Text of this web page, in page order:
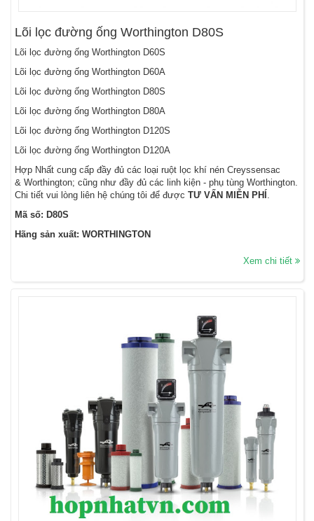
Lõi lọc đường ống Worthington D80S
Lõi lọc đường ống Worthington D60S
Lõi lọc đường ống Worthington D60A
Lõi lọc đường ống Worthington D80S
Lõi lọc đường ống Worthington D80A
Lõi lọc đường ống Worthington D120S
Lõi lọc đường ống Worthington D120A
Hợp Nhất cung cấp đầy đủ các loại ruột lọc khí nén Creyssensac
& Worthington; cũng như đầy đủ các linh kiện - phụ tùng Worthington.
Chi tiết vui lòng liên hệ chúng tôi để được TƯ VẤN MIỄN PHÍ
Mã số: D80S
Hãng sản xuất: WORTHINGTON
Xem chi tiết